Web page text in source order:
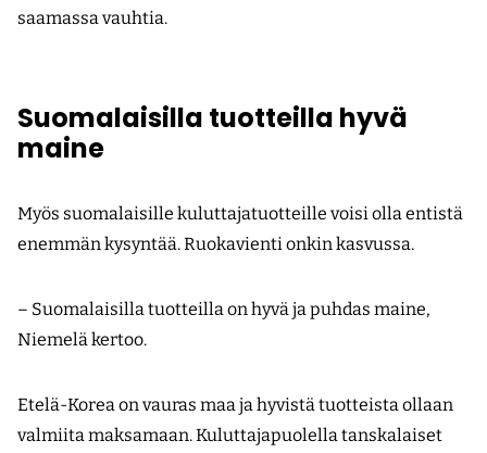
saamassa vauhtia.
Suomalaisilla tuotteilla hyvä
maine
Myös suomalaisille kuluttajatuotteille voisi olla entistä
enemmän kysyntää. Ruokavienti onkin kasvussa.
– Suomalaisilla tuotteilla on hyvä ja puhdas maine,
Niemelä kertoo.
Etelä-Korea on vauras maa ja hyvistä tuotteista ollaan
valmiita maksamaan. Kuluttajapuolella tanskalaiset